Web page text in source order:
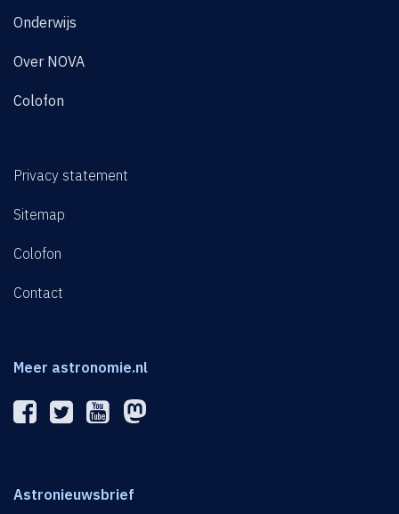
Onderwijs
Over NOVA
Colofon
Privacy statement
Sitemap
Colofon
Contact
Meer astronomie.nl
Astronieuwsbrief